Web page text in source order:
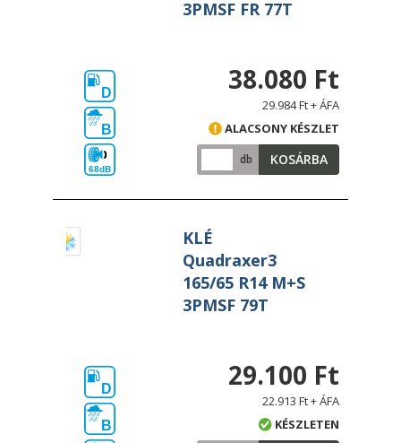
3PMSF FR 77T
D
B
68dB
38.080 Ft
29.984 Ft + ÁFA
ALACSONY KÉSZLET
db KOSÁRBA
KLÉ
Quadraxer3
165/65 R14 M+S
3PMSF 79T
D
B
29.100 Ft
22.913 Ft + ÁFA
KÉSZLETEN